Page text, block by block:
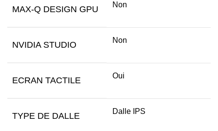
MAX-Q DESIGN GPU Non
NVIDIA STUDIO Non
ECRAN TACTILE Oui
TYPE DE DALLE Dalle IPS